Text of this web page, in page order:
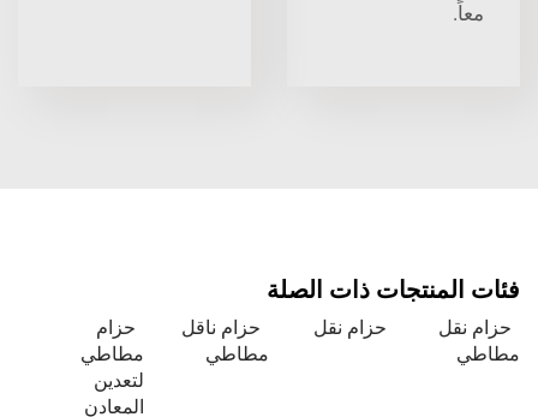
معاً.
فئات المنتجات ذات الصلة
حزام نقل
مطاطي
حزام نقل
حزام ناقل
مطاطي
حزام
مطاطي
لتعدين
المعادن